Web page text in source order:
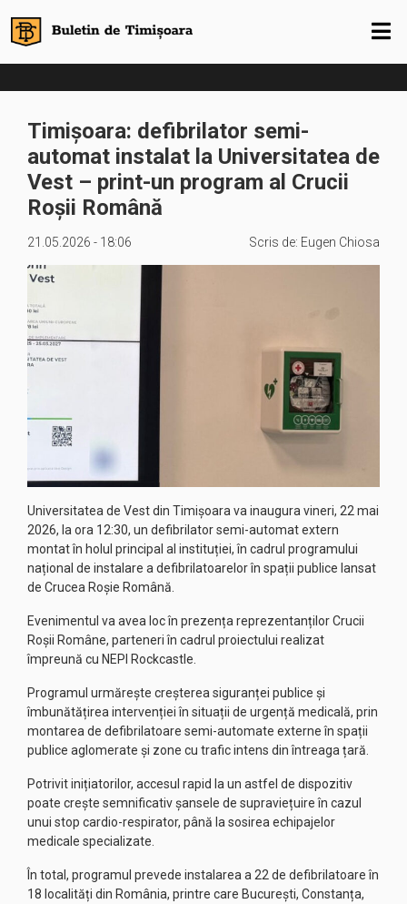
Timișoara: defibrilator semi-
automat instalat la Universitatea de
Vest – print-un program al Crucii
Roșii Română
21.05.2026 - 18:06 Scris de: Eugen Chiosa
Universitatea de Vest din Timișoara va inaugura vineri, 22 mai
2026, la ora 12:30, un defibrilator semi-automat extern
montat în holul principal al instituției, în cadrul programului
național de instalare a defibrilatoarelor în spații publice lansat
de Crucea Roșie Română.
Evenimentul va avea loc în prezența reprezentanților Crucii
Roșii Române, parteneri în cadrul proiectului realizat
împreună cu NEPI Rockcastle.
Programul urmărește creșterea siguranței publice și
îmbunătățirea intervenției în situații de urgență medicală, prin
montarea de defibrilatoare semi-automate externe în spații
publice aglomerate și zone cu trafic intens din întreaga țară.
Potrivit inițiatorilor, accesul rapid la un astfel de dispozitiv
poate crește semnificativ șansele de supraviețuire în cazul
unui stop cardio-respirator, până la sosirea echipajelor
medicale specializate.
În total, programul prevede instalarea a 22 de defibrilatoare în
18 localități din România, printre care București, Constanța,